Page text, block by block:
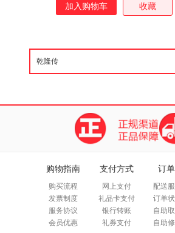
加入购物车 收藏
购物指南
购买流程
发票制度
服务协议
会员优惠
支付方式
网上支付
礼品卡支付
银行转账
礼券支付
订
配送
订单
自助
自助